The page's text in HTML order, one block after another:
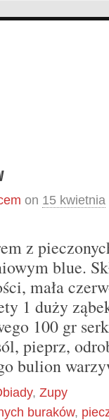
on 15 kwietnia
z
blue.
mała
1 duży
100 gr
pieprz,
bulion
, Zupy
buraków,